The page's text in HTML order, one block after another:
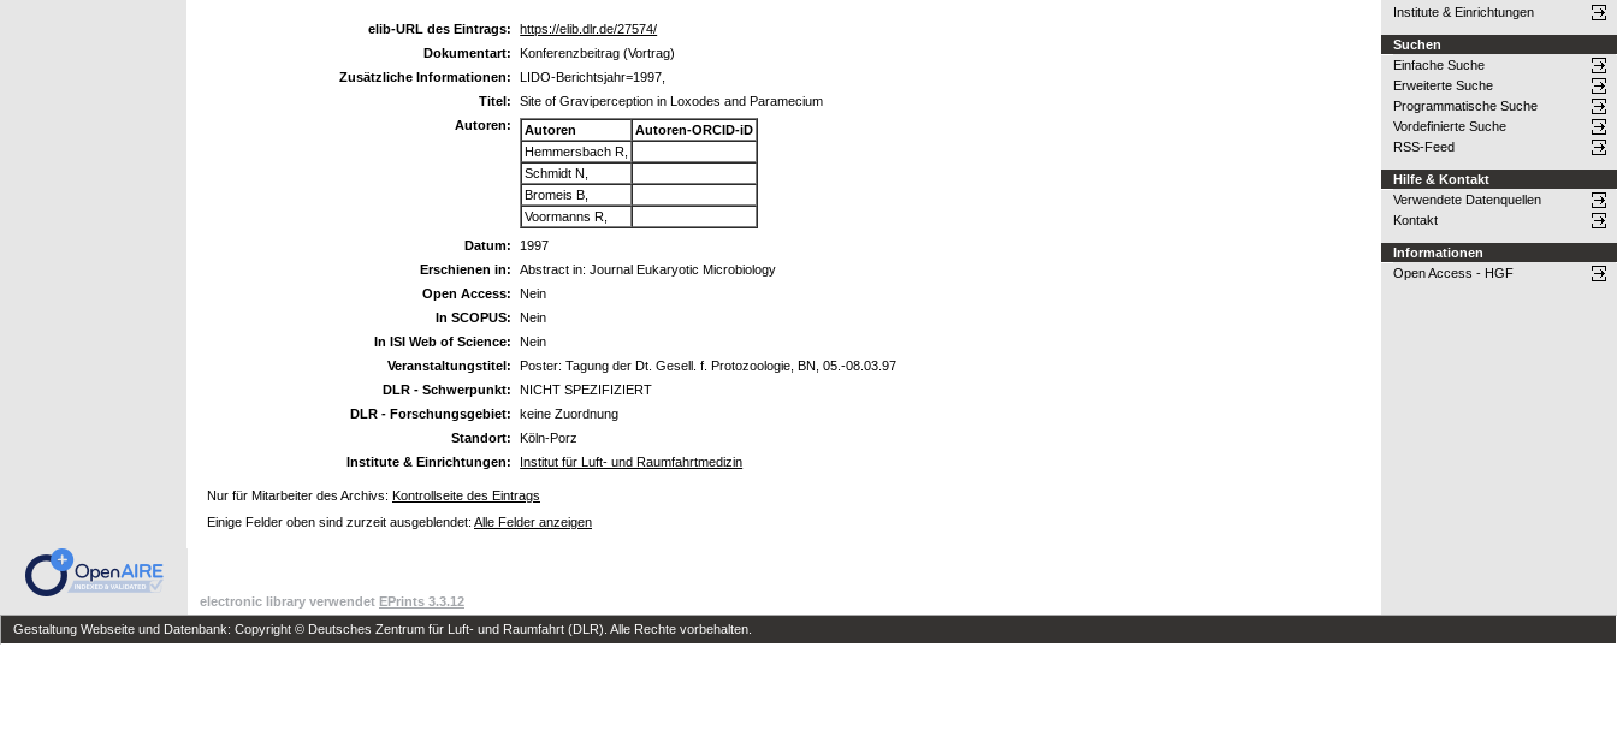
elib-URL des Eintrags:
https://elib.dlr.de/27574/
Dokumentart:
Konferenzbeitrag (Vortrag)
Zusätzliche Informationen:
LIDO-Berichtsjahr=1997,
Titel:
Site of Graviperception in Loxodes and Paramecium
Autoren:
Autoren
Autoren-ORCID-iD
Hemmersbach R,
Schmidt N,
Bromeis B,
Voormanns R,
Datum:
1997
Erschienen in:
Abstract in: Journal Eukaryotic Microbiology
Open Access:
Nein
In SCOPUS:
Nein
In ISI Web of Science:
Nein
Veranstaltungstitel:
Poster: Tagung der Dt. Gesell. f. Protozoologie, BN, 05.-08.03.97
DLR - Schwerpunkt:
NICHT SPEZIFIZIERT
DLR - Forschungsgebiet:
keine Zuordnung
Standort:
Köln-Porz
Institute & Einrichtungen:
Institut für Luft- und Raumfahrtmedizin
Nur für Mitarbeiter des Archivs: Kontrollseite des Eintrags
Einige Felder oben sind zurzeit ausgeblendet: Alle Felder anzeigen
Institute & Einrichtungen
Suchen
Einfache Suche
Erweiterte Suche
Programmatische Suche
Vordefinierte Suche
RSS-Feed
Hilfe & Kontakt
Verwendete Datenquellen
Kontakt
Informationen
Open Access - HGF
electronic library verwendet EPrints 3.3.12
Gestaltung Webseite und Datenbank: Copyright © Deutsches Zentrum für Luft- und Raumfahrt (DLR). Alle Rechte vorbehalten.